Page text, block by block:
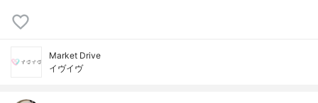
Market Drive
イヴイヴ